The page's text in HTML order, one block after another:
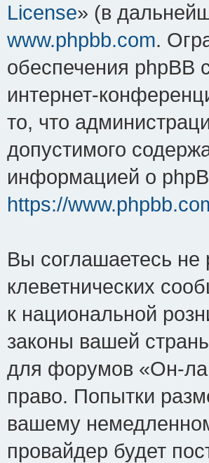
License» (в
www.phpbb.com.
обеспечения phpBB
интернет-
то, что
допустимого
информацией о
https://
Вы соглашаетесь
клеветнических
к национальной
законы вашей
для форумов «Он-
право. Попытки
вашему
провайдер будет